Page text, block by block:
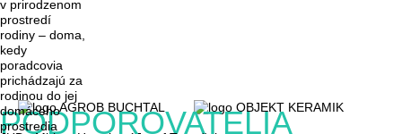
PODPOROVATELIA
v prirodzenom
prostredí
rodiny – doma
kedy
poradcovia
prichádzajú za
rodinou do jej
domáceho
prostredia